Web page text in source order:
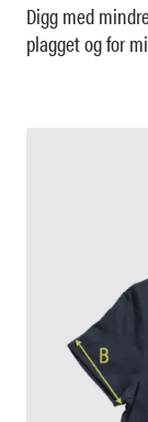
Digg med
plagget og for